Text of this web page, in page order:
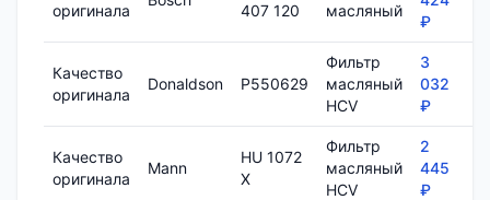
оригинала
407 120
масляный
₽
Качество
оригинала
Donaldson P550629
Фильтр
масляный
HCV
3
032
₽
Качество
оригинала
Mann
HU 1072
X
Фильтр
масляный
HCV
2
445
₽